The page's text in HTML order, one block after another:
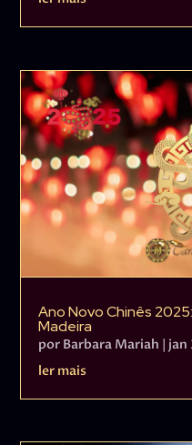
Ano Novo Chinês
Madeira
por Barbara Mariah | jan
ler mais